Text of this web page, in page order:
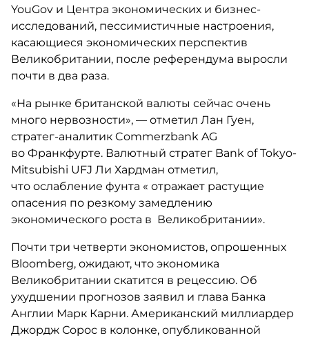
YouGov и Центра экономических и бизнес-
исследований, пессимистичные настроения,
касающиеся экономических перспектив
Великобритании, после референдума выросли
почти в два раза.
«На рынке британской валюты сейчас очень
много нервозности», — отметил Лан Гуен,
стратег-аналитик Commerzbank AG
во Франкфурте. Валютный стратег Bank of Tokyo-
Mitsubishi UFJ Ли Хардман отметил,
что ослабление фунта « отражает растущие
опасения по резкому замедлению
экономического роста в Великобритании».
Почти три четверти экономистов, опрошенных
Bloomberg, ожидают, что экономика
Великобритании скатится в рецессию. Об
ухудшении прогнозов заявил и глава Банка
Англии Марк Карни. Американский миллиардер
Джордж Сорос в колонке, опубликованной